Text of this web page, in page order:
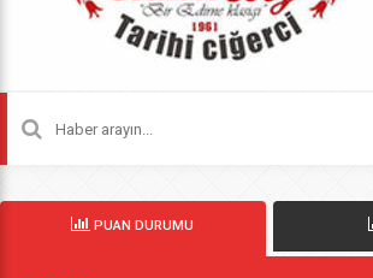
PUAN DURUMU